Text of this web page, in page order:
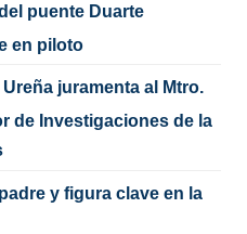
puente Duarte
en piloto
juramenta al Mtro.
de Investigaciones de la
y figura clave en la